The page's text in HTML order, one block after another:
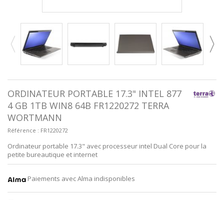
ORDINATEUR PORTABLE 17.3" INTEL 877
4 GB 1TB WIN8 64B FR1220272 TERRA
WORTMANN
Référence : FR1220272
Ordinateur portable 17.3" avec processeur intel Dual Core pour la
petite bureautique et internet
Paiements avec Alma indisponibles